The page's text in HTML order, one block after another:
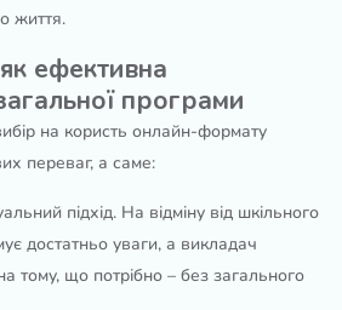
життя.
ефективна
програми
на користь онлайн-формату
переваг, а саме:
підхід. На відміну від шкільного
достатньо уваги, а викладач
тому, що потрібно – без загального